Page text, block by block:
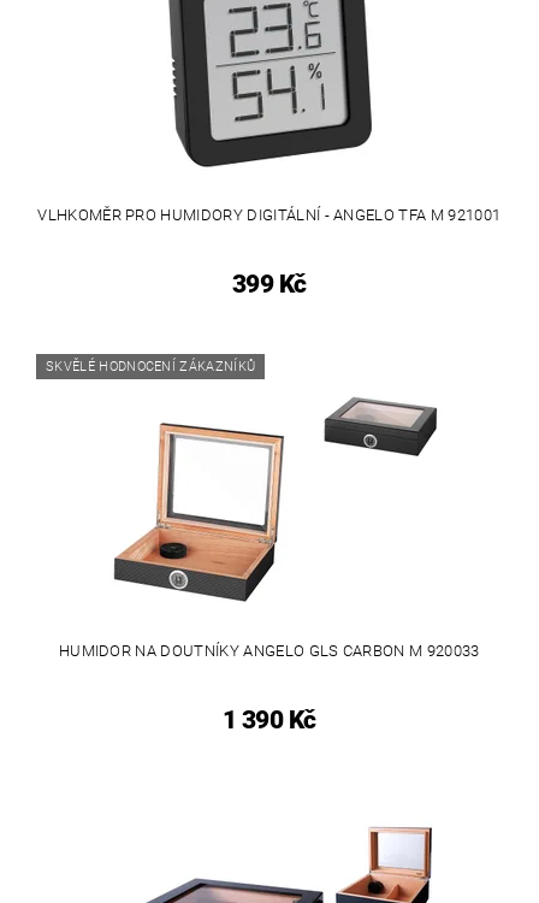
VLHKOMĚR PRO HUMIDORY DIGITÁLNÍ - ANGELO TFA M 921001
399 Kč
SKVĚLÉ HODNOCENÍ ZÁKAZNÍKŮ
HUMIDOR NA DOUTNÍKY ANGELO GLS CARBON M 920033
1 390 Kč